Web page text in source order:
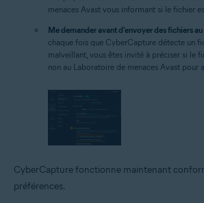
menaces Avast vous informant si le fichier
Me demander avant d'envoyer des fichiers
chaque fois que CyberCapture détecte un
malveillant, vous êtes invité à préciser si le
non au Laboratoire de menaces Avast pour
CyberCapture fonctionne maintenant
préférences.